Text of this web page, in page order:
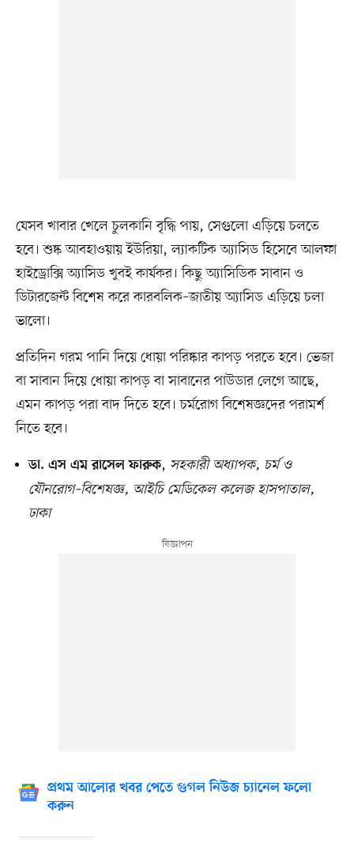
যেসব খাবার খেলে চুলকানি বৃদ্ধি পায়, সেগুলো এড়িয়ে চলতে
হবে। শুষ্ক আবহাওয়ায় ইউরিয়া, ল্যাকটিক অ্যাসিড হিসেবে আলফা
হাইড্রোক্সি অ্যাসিড খুবই কার্যকর। কিছু অ্যাসিডিক সাবান ও
ডিটারজেন্ট বিশেষ করে কারবলিক–জাতীয় অ্যাসিড এড়িয়ে চলা
ভালো।
প্রতিদিন গরম পানি দিয়ে ধোয়া পরিষ্কার কাপড় পরতে হবে। ভেজা
বা সাবান দিয়ে ধোয়া কাপড় বা সাবানের পাউডার লেগে আছে,
এমন কাপড় পরা বাদ দিতে হবে। চর্মরোগ বিশেষজ্ঞদের পরামর্শ
নিতে হবে।
ডা. এস এম রাসেল ফারুক, সহকারী অধ্যাপক, চর্ম ও
যৌনরোগ–বিশেষজ্ঞ, আইচি মেডিকেল কলেজ হাসপাতাল,
ঢাকা
প্রথম আলোর খবর পেতে গুগল নিউজ চ্যানেল ফলো
করুন